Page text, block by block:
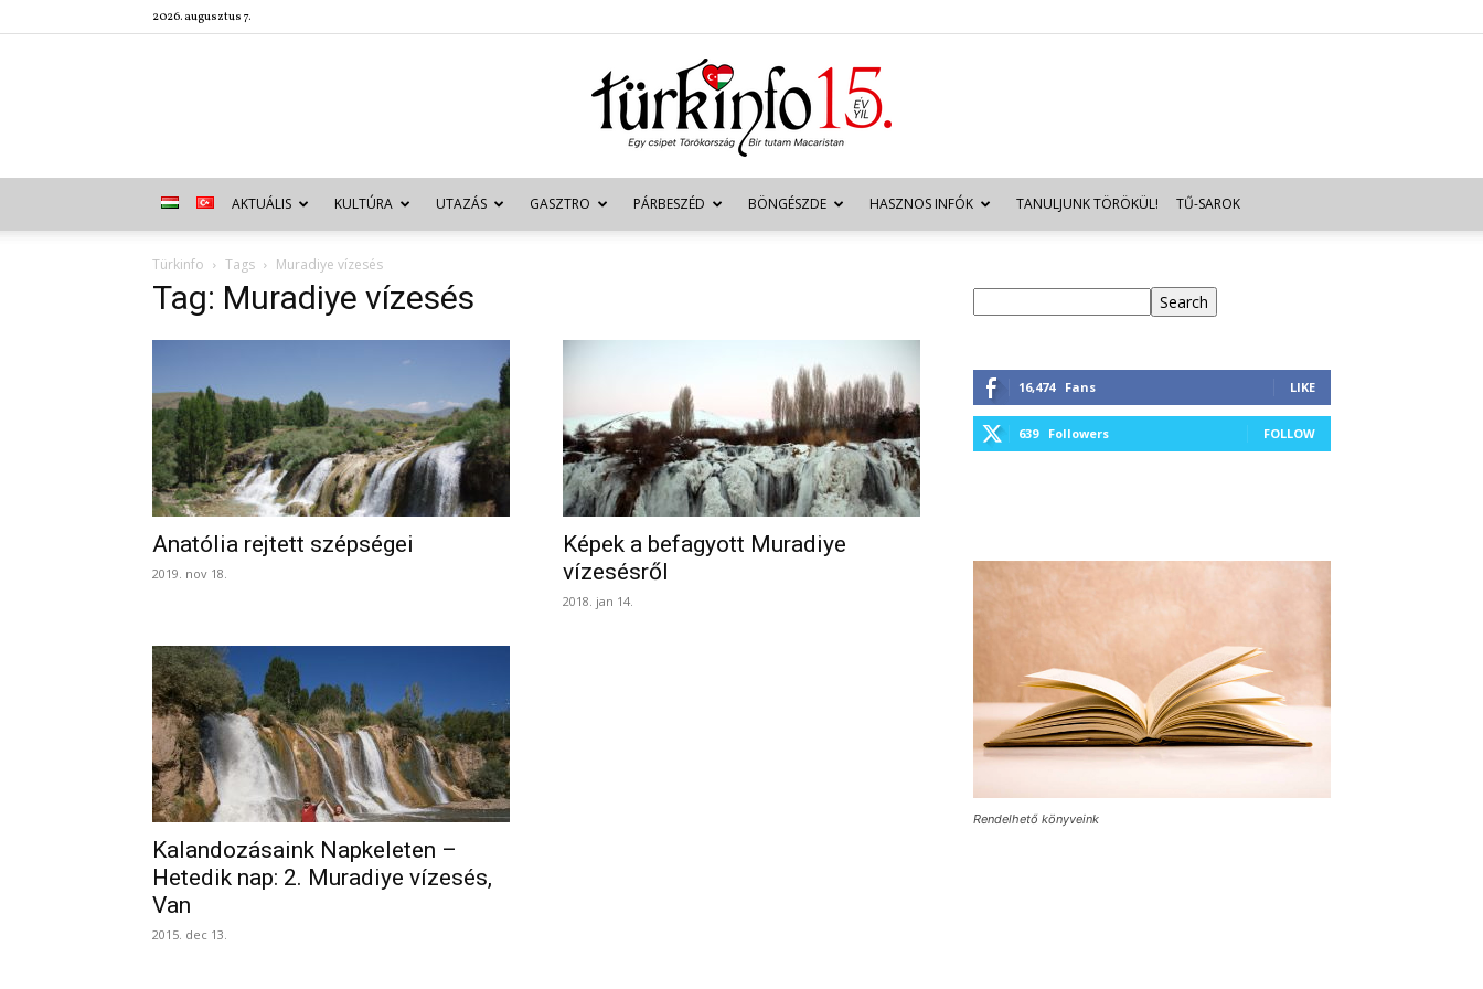
2026. augusztus 7.
Türkinfo
AKTUÁLIS KULTÚRA UTAZÁS GASZTRO PÁRBESZÉD BÖNGÉSZDE HASZNOS INFÓK TANULJUNK TÖRÖKÜL! TŰ-SAROK
Türkinfo Tags Muradiye vízesés
Tag: Muradiye vízesés
Anatólia rejtett szépségei
2019. nov 18.
Képek a befagyott Muradiye
vízesésről
2018. jan 14.
Kalandozásaink Napkeleten –
Hetedik nap: 2. Muradiye vízesés,
Van
2015. dec 13.
Search
16,474 Fans LIKE
639 Followers FOLLOW
Rendelhető könyveink